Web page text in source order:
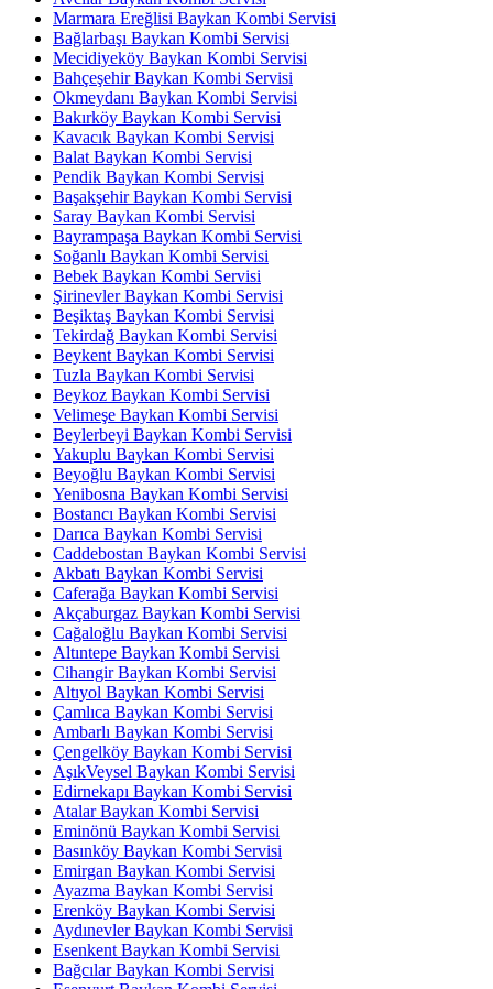
Marmara Ereğlisi Baykan Kombi Servisi
Bağlarbaşı Baykan Kombi Servisi
Mecidiyeköy Baykan Kombi Servisi
Bahçeşehir Baykan Kombi Servisi
Okmeydanı Baykan Kombi Servisi
Bakırköy Baykan Kombi Servisi
Kavacık Baykan Kombi Servisi
Balat Baykan Kombi Servisi
Pendik Baykan Kombi Servisi
Başakşehir Baykan Kombi Servisi
Saray Baykan Kombi Servisi
Bayrampaşa Baykan Kombi Servisi
Soğanlı Baykan Kombi Servisi
Bebek Baykan Kombi Servisi
Şirinevler Baykan Kombi Servisi
Beşiktaş Baykan Kombi Servisi
Tekirdağ Baykan Kombi Servisi
Beykent Baykan Kombi Servisi
Tuzla Baykan Kombi Servisi
Beykoz Baykan Kombi Servisi
Velimeşe Baykan Kombi Servisi
Beylerbeyi Baykan Kombi Servisi
Yakuplu Baykan Kombi Servisi
Beyoğlu Baykan Kombi Servisi
Yenibosna Baykan Kombi Servisi
Bostancı Baykan Kombi Servisi
Darıca Baykan Kombi Servisi
Caddebostan Baykan Kombi Servisi
Akbatı Baykan Kombi Servisi
Caferağa Baykan Kombi Servisi
Akçaburgaz Baykan Kombi Servisi
Cağaloğlu Baykan Kombi Servisi
Altıntepe Baykan Kombi Servisi
Cihangir Baykan Kombi Servisi
Altıyol Baykan Kombi Servisi
Çamlıca Baykan Kombi Servisi
Ambarlı Baykan Kombi Servisi
Çengelköy Baykan Kombi Servisi
AşıkVeysel Baykan Kombi Servisi
Edirnekapı Baykan Kombi Servisi
Atalar Baykan Kombi Servisi
Eminönü Baykan Kombi Servisi
Basınköy Baykan Kombi Servisi
Emirgan Baykan Kombi Servisi
Ayazma Baykan Kombi Servisi
Erenköy Baykan Kombi Servisi
Aydınevler Baykan Kombi Servisi
Esenkent Baykan Kombi Servisi
Bağcılar Baykan Kombi Servisi